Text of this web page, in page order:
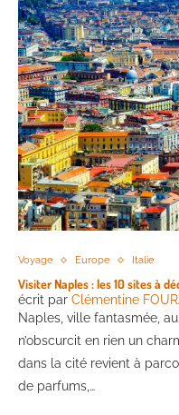
Voyage Europe Italie
Visiter Naples : les 10 sites à
écrit par Clémentine
Naples, ville fantasmée,
n’obscurcit en rien un
dans la cité revient à
de parfums,…